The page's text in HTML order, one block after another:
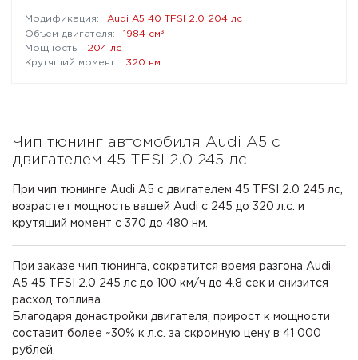
Audi A5 40 TFSI 2.0 204 лс
1984 см³
204 лс
320 нм
Чип тюнинг автомобиля Audi A5 с
двигателем 45 TFSI 2.0 245 лс
При чип тюнинге Audi A5 с двигателем 45 TFSI 2.0 245 лс,
возрастет мощность вашей Audi с 245 до 320 л.с. и
крутящий момент с 370 до 480 нм.
При заказе чип тюнинга, сократится время разгона Audi
A5 45 TFSI 2.0 245 лс до 100 км/ч до 4.8 сек и снизится
расход топлива.
Благодаря донастройки двигателя, прирост к мощности
составит более ~30% к л.с. за скромную цену в 41 000
рублей.